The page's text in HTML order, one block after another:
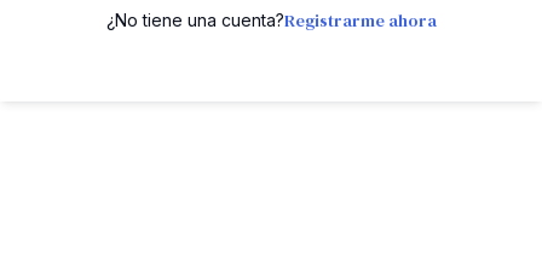
¿No tiene una cuenta?Registrarme ahora